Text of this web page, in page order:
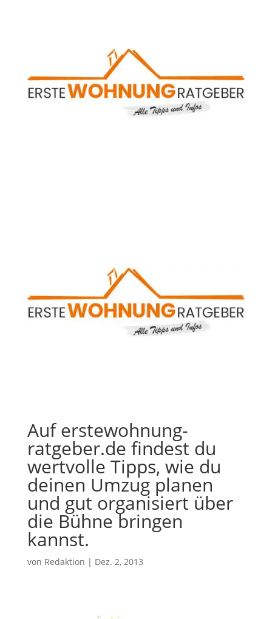
Auf erstewohnung-
ratgeber.de findest du
wertvolle Tipps, wie du
deinen Umzug planen
und gut organisiert über
die Bühne bringen
kannst.
von Redaktion | Dez. 2, 2013